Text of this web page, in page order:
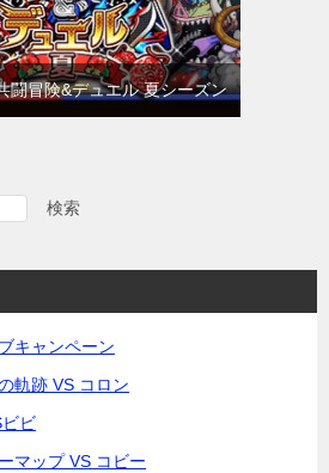
闘冒険&デュエル 夏シーズン
検索
キャンペーン
軌跡 VS コロン
ビビ
マップ VS コビー